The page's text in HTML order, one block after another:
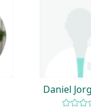
Daniel